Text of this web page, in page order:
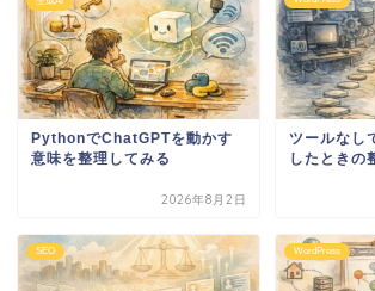
よくある質問
導入事例
お役立ち記事
PythonでChatGPTを動かす
意味を整理してみる
2026年8月2日
ツールなし
したときの
SEO WordPress